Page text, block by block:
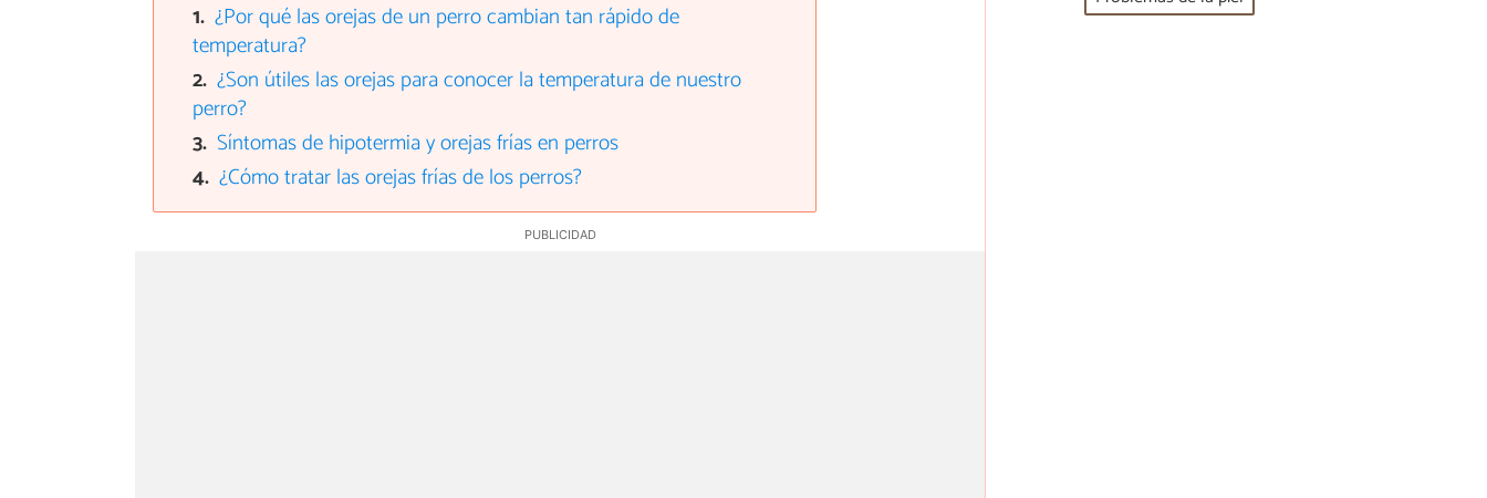
¿Por qué las orejas de un perro cambian tan rápido de
temperatura?
¿Son útiles las orejas para conocer la temperatura de nuestro
perro?
Síntomas de hipotermia y orejas frías en perros
¿Cómo tratar las orejas frías de los perros?